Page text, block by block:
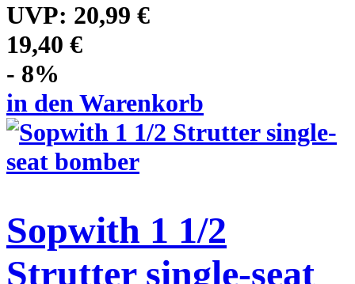
UVP: 20,99 €
19,40 €
- 8%
in den Warenkorb
Sopwith 1 1/2
Strutter single-seat